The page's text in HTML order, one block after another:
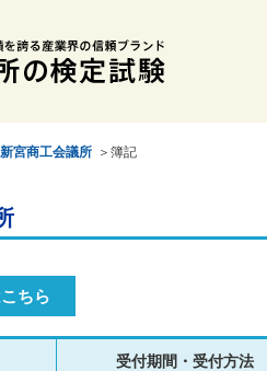
新宮商工会議所 ＞簿記
ちら
受付期間・受付方法